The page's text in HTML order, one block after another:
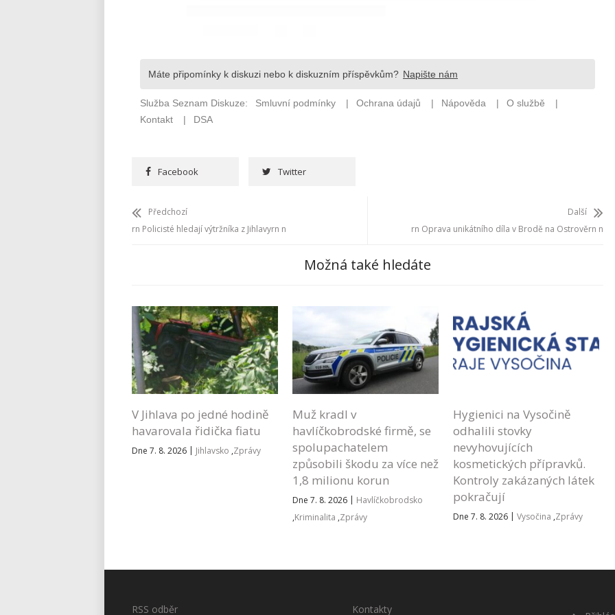
Facebook Twitter
Předchozí
rn Policisté hledají výtržníka z Jihlavyrn n
Další
rn Oprava unikátního díla v Brodě na Ostrověrn n
Možná také hledáte
V Jihlava po jedné hodině
havarovala řidička fiatu
Dne 7. 8. 2026 | Jihlavsko ,Zprávy
Muž kradl v
havlíčkobrodské firmě, se
spolupachatelem
způsobili škodu za více než
1,8 milionu korun
Dne 7. 8. 2026 | Havlíčkobrodsko
,Kriminalita ,Zprávy
Hygienici na Vysočině
odhalili stovky
nevyhovujících
kosmetických přípravků.
Kontroly zakázaných látek
pokračují
Dne 7. 8. 2026 | Vysočina ,Zprávy
RSS odběr Kontakty